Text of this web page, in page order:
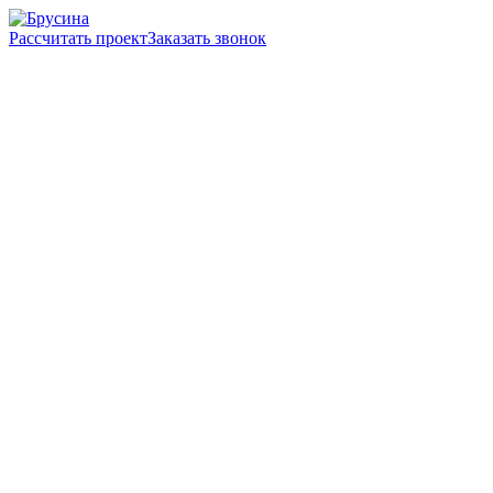
Рассчитать проектЗаказать звонок